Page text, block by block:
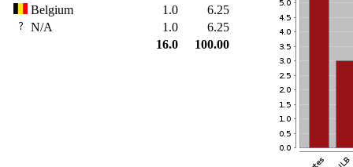
Belgium
1.0
6.25
N/A
1.0
6.25
16.0
100.00